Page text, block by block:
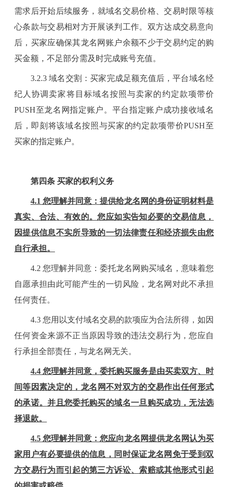
需求后开始后续服务 ， 就域名交易价格、交易时限等核
心条款与交易相对方开展谈判工作。 双方达成交易意向
后， 买家应确保其龙名网 账户余额不少于交易约定的购
买金额，不足部分需及时完成账号充值。
3.2.3 域名交割 ：买家完成足额充值后，平台域名经
纪人协调卖家将目标域名按照与卖家的约定款项带价
PUSH至龙名网指定账户。 平台指定账户 成功接收域名
后， 即刻 将该域名按照与买家的约定款项带价PUSH至
买家的指定账户。
第四条 买家的权利义务
4.1 您理解并同意：提供给龙名 网的身份证明材料是
真实、合法、有效的。您应如实告知必要的交易信息，
因提供信息不实所导致的一切法律责任和经济损失由您
自行承担。
4.2 您理解并同意：委托龙名 网购买域名，意味着您
自愿承担由此可能产生的一切风险， 龙名 网对此不承担
任何责任。
4.3 您用以支付域名交易的款项应为合法所得，如因
任何资金来源不正当原因导致的违法交易行为，您应自
行承担全部责任，与龙名 网无关。
4.4 您理解并同意，委托购买服务是由买卖双方、时
间等因素决定的， 龙名 网不对双方的交易作出任何形式
的承诺。并且您委托购买的域名一旦购买成功，无法选
择退款。
4.5 您理解并同意：您应向龙名 网提供龙名 网认为买
家用户有必要提供的信息，同时保证龙名 网免于受到双
方交易行为而引起的第三方诉讼、索赔或其他形式引起